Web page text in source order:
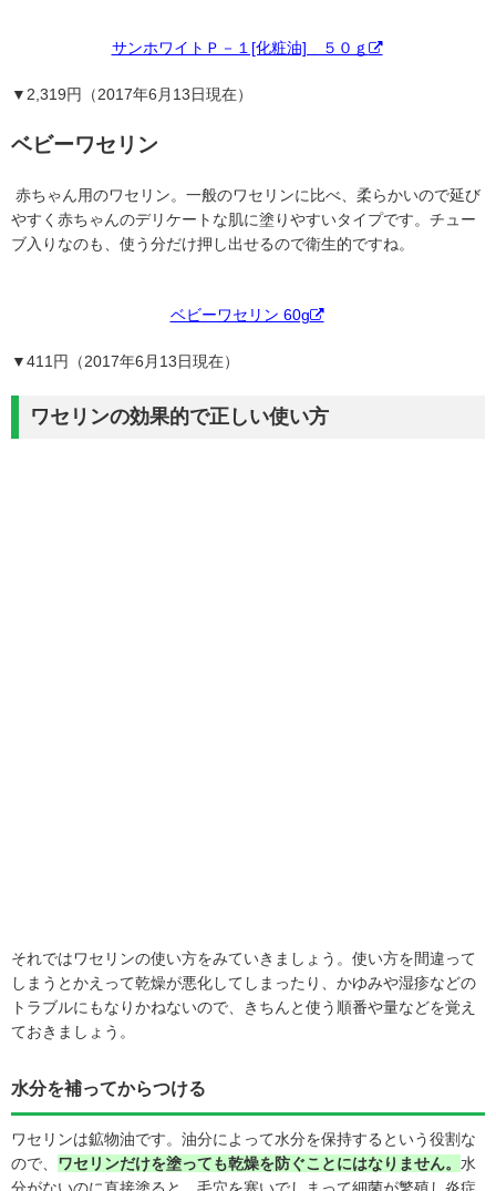
サンホワイトＰ－１[化粧油] ５０ｇ
▼2,319円（2017年6月13日現在）
ベビーワセリン
赤ちゃん用のワセリン。一般のワセリンに比べ、柔らかいので延び
やすく赤ちゃんのデリケートな肌に塗りやすいタイプです。チュー
ブ入りなのも、使う分だけ押し出せるので衛生的ですね。
ベビーワセリン 60g
▼411円（2017年6月13日現在）
ワセリンの効果的で正しい使い方
それではワセリンの使い方をみていきましょう。使い方を間違って
しまうとかえって乾燥が悪化してしまったり、かゆみや湿疹などの
トラブルにもなりかねないので、きちんと使う順番や量などを覚え
ておきましょう。
水分を補ってからつける
ワセリンは鉱物油です。油分によって水分を保持するという役割な
ので、
ワセリンだけを塗っても乾燥を防ぐことにはなりません。 水
分がないのに直接塗ると、毛穴を塞いでしまって細菌が繁殖し炎症